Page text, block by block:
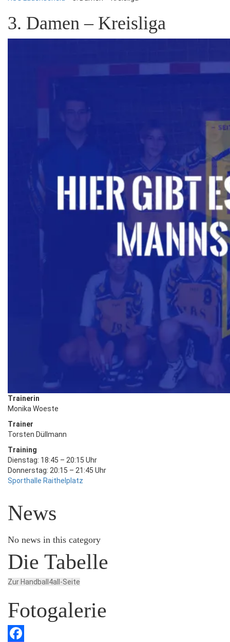
3. Damen – Kreisliga
Trainerin
Monika Woeste
Trainer
Torsten Düllmann
Training
Dienstag: 18:45 – 20:15 Uhr
Donnerstag: 20:15 – 21:45 Uhr
Sporthalle Raithelplatz
News
No news in this category
Die Tabelle
Zur Handball4all-Seite
Fotogalerie